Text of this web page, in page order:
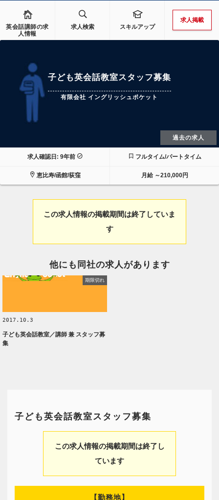
英会話講師の求
人情報
求人検索 スキルアップ
求人掲載
子ども英会話教室スタッフ募集
有限会社 イングリッシュポケット
過去の求人
求人確認日: 9年前 フルタイム/パートタイム
恵比寿/函館/荻窪 月給 ～210,000円
この求人情報の掲載期間は終了していま
す
他にも同社の求人があります
期限切れ
2017.10.3
子ども英会話教室／講師 兼 スタッフ募
集
子ども英会話教室スタッフ募集
この求人情報の掲載期間は終了し
ています
【勤務地】